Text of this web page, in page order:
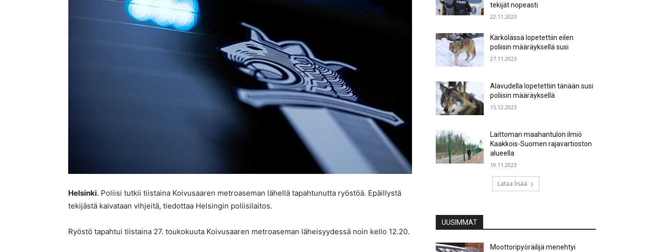
Helsinki. Poliisi tutkii tiistaina Koivusaaren metroaseman lähellä tapahtunutta ryöstöä. Epäillystä
tekijästä kaivataan vihjeitä, tiedottaa Helsingin poliisilaitos.
Ryöstö tapahtui tiistaina 27. toukokuuta Koivusaaren metroaseman läheisyydessä noin kello 12.20.
tekijät nopeasti
22.11.2023
Kärkölässä lopetettiin eilen
poliisin määräyksellä susi
27.11.2023
Alavudella lopetettiin tänään susi
poliisin määräyksellä
15.12.2023
Laittoman maahantulon ilmiö
Kaakkois-Suomen rajavartioston
alueella
19.11.2023
Lataa lisää
UUSIMMAT
Moottoripyöräilijä menehtyi